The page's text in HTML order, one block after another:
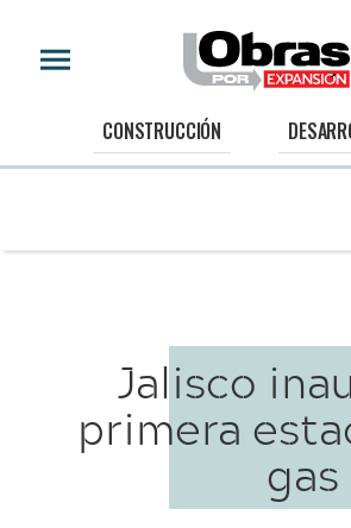
CONSTRUCCIÓN
Jalisco
primera